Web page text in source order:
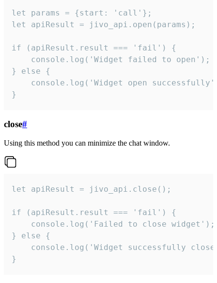
let params = {start: 'call'};
let apiResult = jivo_api.open(params);
if (apiResult.result === 'fail') {
    console.log('Widget failed to open');
} else {
console.log('Widget open
}
close#
Using this method you can minimize the chat window.
let apiResult = jivo_api.close();
if (apiResult.result === 'fail') {
    console.log('Failed to close widget');
} else {
console.log('Widget successfully
}